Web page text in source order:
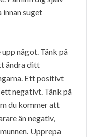
innan suget
något. Tänk på
ändra ditt
Ett positivt
negativt. Tänk på
du kommer att
än negativ,
Upprepa